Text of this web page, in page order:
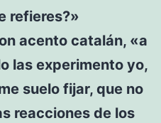
refieres?»
acento catalán, «a
las experimento yo,
suelo fijar, que no
reacciones de los